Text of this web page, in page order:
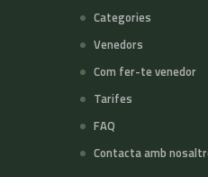
Categories
Venedors
Com fer-te venedor
Tarifes
FAQ
Contacta amb